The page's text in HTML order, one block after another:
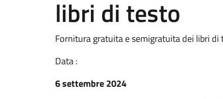
libri di testo
Fornitura gratuita e semigratuita dei libri
Data :
6 settembre 2024